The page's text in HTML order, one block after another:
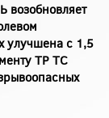
возобновляет
улучшена с 1,5
ТР ТС